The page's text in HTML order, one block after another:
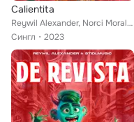
Calientita
Reywil Alexander, Norci Morales, Stidlmusic
Сингл
2023